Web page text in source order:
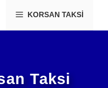
KORSAN TAKSI
Taksi